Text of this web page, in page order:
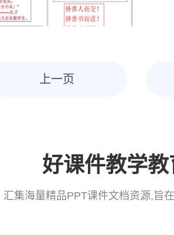
上一页
好课件教学
汇集海量精品PPT课件文档资源,旨